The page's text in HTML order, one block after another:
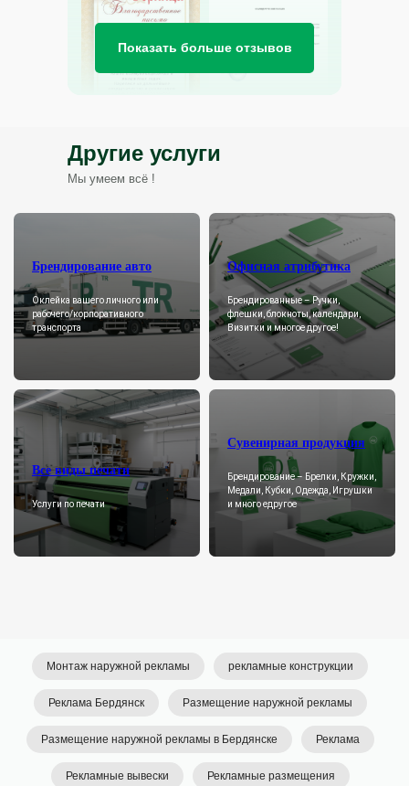
Показать больше отзывов
Другие услуги
Мы умеем всё !
Брендирование авто
Оклейка вашего личного или
рабочего/корпоративного
транспорта
Офисная атрибутика
Брендированные – Ручки,
флешки, блокноты, календари,
Визитки и многое другое!
Все виды печати
Услуги по печати
Сувенирная продукция
Брендирование – Брелки, Кружки,
Медали, Кубки, Одежда, Игрушки
и много едругое
Монтаж наружной рекламы рекламные конструкции
Реклама Бердянск Размещение наружной рекламы
Размещение наружной рекламы в Бердянске Реклама
Рекламные вывески Рекламные размещения